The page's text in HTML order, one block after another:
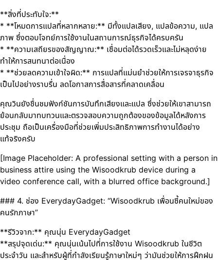
**สิ่งที่ประทับใจ:**
* **โหมดการแปลที่หลากหลาย:** มีทั้งแปลเสียง, แปลข้อความ, แปล
ภาพ ซึ่งตอบโจทย์การใช้งานในสถานการณ์ธุรกิจได้ครบครัน
* **ความเสถียรของสัญญาณ:** เชื่อมต่อได้รวดเร็วและไม่หลุดง่าย
ทำให้การสนทนาต่อเนื่อง
* **ช่วยลดความเข้าใจผิด:** การแปลที่แม่นยำช่วยให้การเจรจาธุรกิจ
เป็นไปอย่างราบรื่น ลดโอกาสการสื่อสารที่คลาดเคลื่อน
คุณวินยังชื่นชมฟังก์ชันการบันทึกเสียงและแปล ซึ่งช่วยให้เขาสามารถ
ย้อนกลับมาทบทวนและตรวจสอบความถูกต้องของข้อมูลได้หลังการ
ประชุม ถือเป็นเครื่องมือที่ช่วยเพิ่มประสิทธิภาพการทำงานได้อย่าง
แท้จริงครับ
[Image Placeholder: A professional setting with a person in
business attire using the Wisoodkrub device during a
video conference call, with a blurred office background.]
### 4. ช่อง EverydayGadget: “Wisoodkrub เพื่อนซี้คนใหม่ของ
คนรักภาษา”
**รีวิวจาก:** คุณนุ่น EverydayGadget
**สรุปจุดเด่น:** คุณนุ่นเน้นไปที่การใช้งาน Wisoodkrub ในชีวิต
ประจำวัน และสำหรับผู้ที่กำลังเรียนรู้ภาษาใหม่ๆ ว่ามันช่วยให้การฝึกฝน